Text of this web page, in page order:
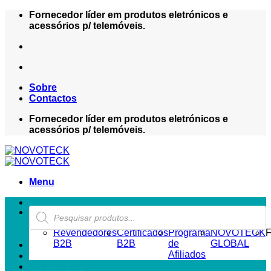
Skip
Fornecedor líder em produtos eletrónicos e
acessórios p/ telemóveis.
Sobre
Contactos
Fornecedor líder em produtos eletrónicos e
acessórios p/ telemóveis.
Menu
Products
search
ZONA REVENDEDOR-B2B
Revendedores
B2B
Certificados
B2B
Programa
de
Afiliados
NOVOTECK
GLOBAL